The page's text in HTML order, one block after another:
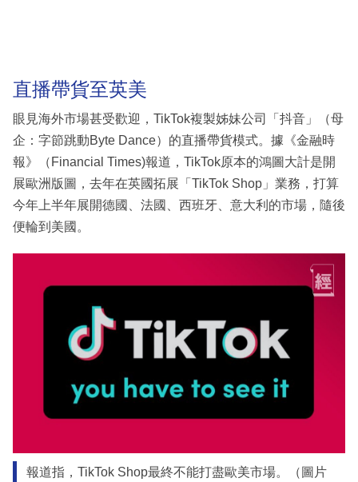
直播帶貨至英美
眼見海外市場甚受歡迎，TikTok複製姊妹公司「抖音」（母
企：字節跳動Byte Dance）的直播帶貨模式。據《金融時
報》（Financial Times)報道，TikTok原本的鴻圖大計是開
展歐洲版圖，去年在英國拓展「TikTok Shop」業務，打算
今年上半年展開德國、法國、西班牙、意大利的市場，隨後
便輪到美國。
報道指，TikTok Shop最終不能打盡歐美市場。（圖片